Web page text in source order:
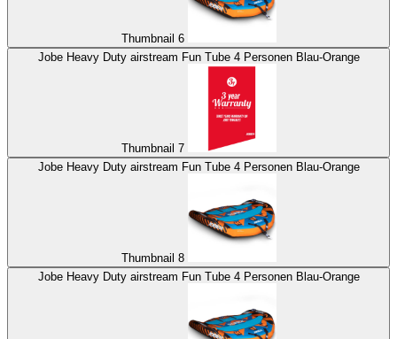
Thumbnail 6
Jobe Heavy Duty airstream Fun Tube 4 Personen Blau-Orange
Thumbnail 7
Jobe Heavy Duty airstream Fun Tube 4 Personen Blau-Orange
Thumbnail 8
Jobe Heavy Duty airstream Fun Tube 4 Personen Blau-Orange